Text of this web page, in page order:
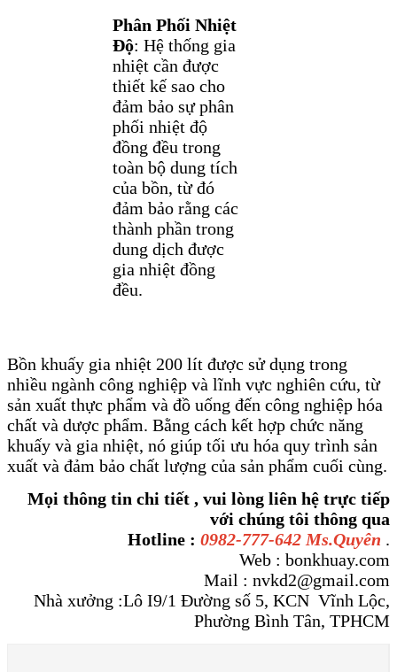
Phân Phối Nhiệt
Độ: Hệ thống gia
nhiệt cần được
thiết kế sao cho
đảm bảo sự phân
phối nhiệt độ
đồng đều trong
toàn bộ dung tích
của bồn, từ đó
đảm bảo rằng các
thành phần trong
dung dịch được
gia nhiệt đồng
đều.
Bồn khuấy gia nhiệt 200 lít được sử dụng trong
nhiều ngành công nghiệp và lĩnh vực nghiên cứu, từ
sản xuất thực phẩm và đồ uống đến công nghiệp hóa
chất và dược phẩm. Bằng cách kết hợp chức năng
khuấy và gia nhiệt, nó giúp tối ưu hóa quy trình sản
xuất và đảm bảo chất lượng của sản phẩm cuối cùng.
Mọi thông tin chi tiết , vui lòng liên hệ trực tiếp
với chúng tôi thông qua
Hotline : 0982-777-642 Ms.Quyên .
Web : bonkhuay.com
Mail : nvkd2@gmail.com
Nhà xưởng :Lô I9/1 Đường số 5, KCN Vĩnh Lộc,
Phường Bình Tân, TPHCM